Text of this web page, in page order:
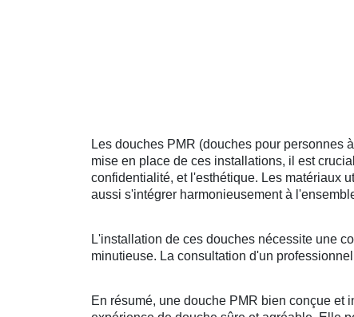
Les douches PMR (douches pour personnes
mise en place de ces installations, il est
confidentialité, et l'esthétique. Les matériaux
aussi s'intégrer harmonieusement à
L'installation de ces douches nécessite une
minutieuse. La consultation d'un
En résumé, une douche PMR bien conçue et